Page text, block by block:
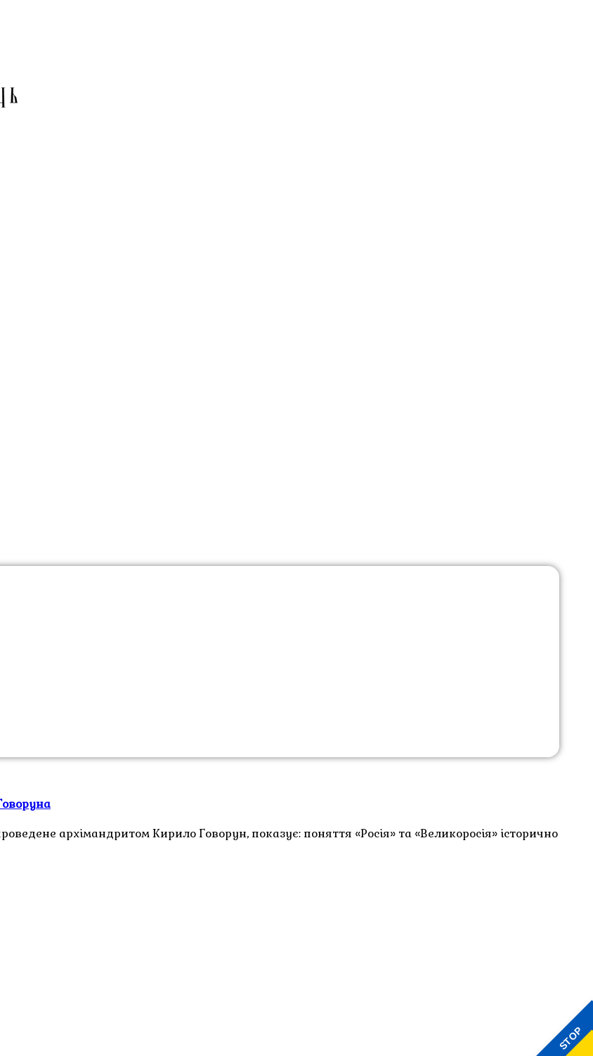
STOP
архімандритом Кирило Говорун, показує: поняття «Росія» та «Великоросія» історично